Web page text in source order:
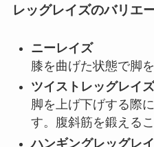
レッグレイズのバリエ
ニーレイズ
膝を曲げた状態で脚
ツイストレッグレイズ
脚を上げ下げする際
す。腹斜筋を鍛える
ハンギングレッグレ